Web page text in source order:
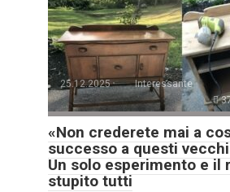
25.12.2025
Interessante
«Non crederete mai a
successo a questi
Un solo esperimento e il
stupito tutti